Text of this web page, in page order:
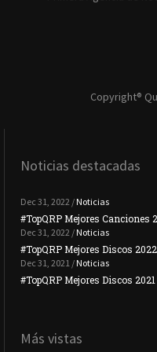
Copyright®
Noticias destacadas
Dec 31, 2022 / Noticias
#TopQRP Mejores Canciones
Dec 31, 2022 / Noticias
#TopQRP Mejores Discos 2022
Dec 31, 2021 / Noticias
#TopQRP Mejores Discos 2021
Más vistas